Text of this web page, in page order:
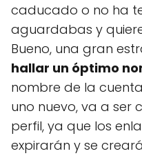
caducado o no ha
aguardabas y
Bueno, una gran
hallar un óptimo
nombre de la
uno nuevo, va a ser
perfil, ya que los
expirarán y se